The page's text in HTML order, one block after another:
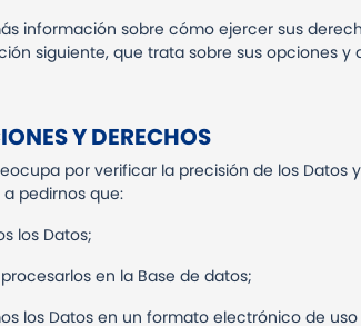
información sobre cómo ejercer sus
siguiente, que trata sobre sus opciones y
Y DERECHOS
por verificar la precisión de los
pedirnos que:
los Datos;
en la Base de datos;
los Datos en un formato electrónico de